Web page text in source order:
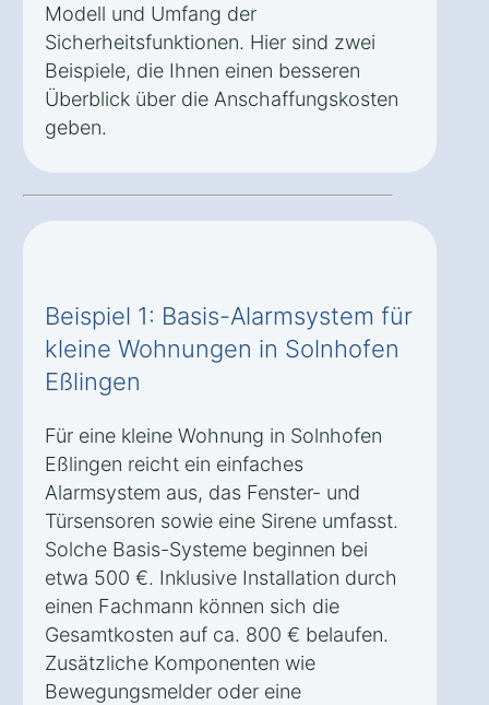
Modell und Umfang der
Sicherheitsfunktionen. Hier sind zwei
Beispiele, die Ihnen einen besseren
Überblick über die Anschaffungskosten
geben.
Beispiel 1: Basis-Alarmsystem für
kleine Wohnungen in Solnhofen
Eßlingen
Für eine kleine Wohnung in Solnhofen
Eßlingen reicht ein einfaches
Alarmsystem aus, das Fenster- und
Türsensoren sowie eine Sirene umfasst.
Solche Basis-Systeme beginnen bei
etwa 500 €. Inklusive Installation durch
einen Fachmann können sich die
Gesamtkosten auf ca. 800 € belaufen.
Zusätzliche Komponenten wie
Bewegungsmelder oder eine